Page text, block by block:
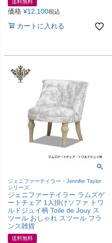
送料無料
価格 ¥12,100税込
カートに入れる
ジェニファーテイラー・Jennifer Taylor
シリーズ
ジェニファーテイラー ラムズゲ
ートチェア 1人掛けソファ トワ
ルドジュイ柄 Toile de Jouy ス
ツール おしゃれ スツール フラ
ンス雑貨
送料無料